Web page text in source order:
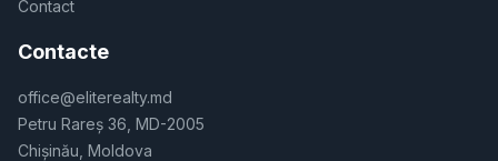
Contact
Contacte
office@eliterealty.md
Petru Rareș 36, MD-2005
Chișinău, Moldova